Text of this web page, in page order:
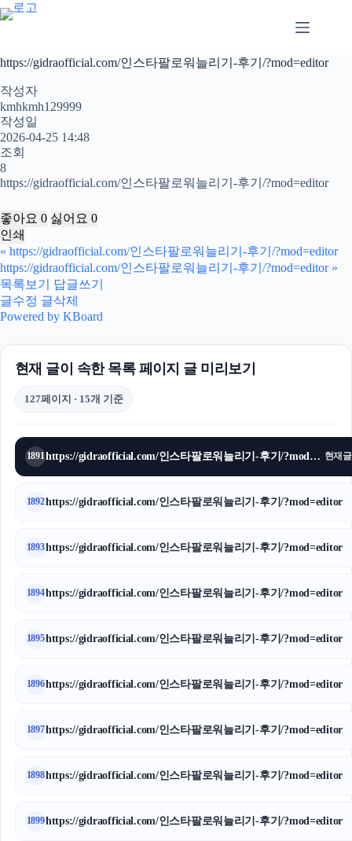
본
문
로
너
뛰
기
https://gidraofficial.com/인스타팔로워늘리기-후기/?mod=editor
작성자
kmhkmh129999
작성일
2026-04-25 14:48
조회
8
https://gidraofficial.com/인스타팔로워늘리기-후기/?mod=editor
좋아요 0 싫어요 0
인쇄
« https://gidraofficial.com/인스타팔로워늘리기-후기/?mod=editor
https://gidraofficial.com/인스타팔로워늘리기-후기/?mod=editor »
목록보기
답글쓰기
글수정 글삭제
Powered by KBoard
현재 글이 속한 목록 페이지 글 미리보기
127페이지 · 15개 기준
1891 https://gidraofficial.com/인스타팔로워늘리기-후기/?mod=editor 현재글
1892https://gidraofficial.com/인스타팔로워늘리기-후기/?mod=editor
1893https://gidraofficial.com/인스타팔로워늘리기-후기/?mod=editor
1894https://gidraofficial.com/인스타팔로워늘리기-후기/?mod=editor
1895https://gidraofficial.com/인스타팔로워늘리기-후기/?mod=editor
1896https://gidraofficial.com/인스타팔로워늘리기-후기/?mod=editor
1897https://gidraofficial.com/인스타팔로워늘리기-후기/?mod=editor
1898https://gidraofficial.com/인스타팔로워늘리기-후기/?mod=editor
1899https://gidraofficial.com/인스타팔로워늘리기-후기/?mod=editor